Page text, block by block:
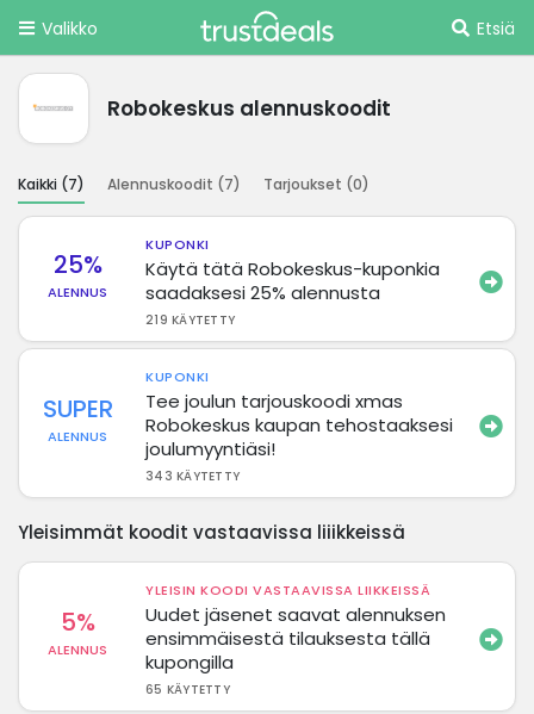
Valikko Etsiä
Robokeskus alennuskoodit
Kaikki (7) Alennuskoodit (7) Tarjoukset (0)
25%
ALENNUS
KUPONKI
Käytä tätä Robokeskus-kuponkia
saadaksesi 25% alennusta
219 KÄYTETTY
SUPER
ALENNUS
KUPONKI
Tee joulun tarjouskoodi xmas
Robokeskus kaupan tehostaaksesi
joulumyyntiäsi!
343 KÄYTETTY
Yleisimmät koodit vastaavissa liiikkeissä
5%
ALENNUS
YLEISIN KOODI VASTAAVISSA LIIKKEISSÄ
Uudet jäsenet saavat alennuksen
ensimmäisestä tilauksesta tällä
kupongilla
65 KÄYTETTY